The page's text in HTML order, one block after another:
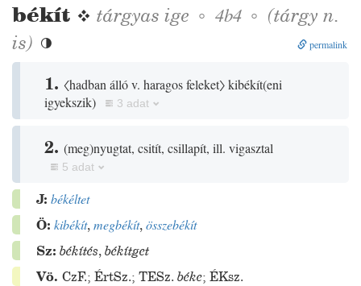
békít ❖ tárgyas ige ◦ 4b4 ◦ (tárgy n.
is)  permalink
1. 〈hadban álló v. haragos feleket〉kibékít(eni
igyekszik) 3 adat
2. (meg)nyugtat, csitít, csillapít, ill. vigasztal
5 adat
J: békéltet
Ö: kibékít,megbékít,összebékít
Sz: békítés,békítget
Vö. CzF.; ÉrtSz.; TESz. béke; ÉKsz.